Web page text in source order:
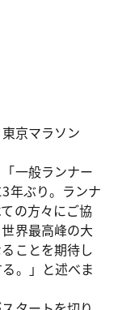
京マラソン
一般ランナー
年ぶり。ランナ
の方々にご協
界最高峰の大
ことを期待し
。」と述べま